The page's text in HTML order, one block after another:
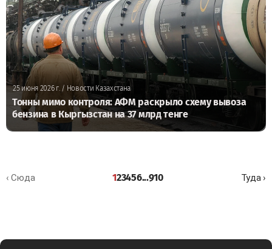
25 июня 2026 г./ Новости Казахстана
Тонны мимо контроля: АФМ раскрыло схему вывоза
бензина в Кыргызстан на 37 млрд тенге
‹ Сюда 123456...910 Туда ›